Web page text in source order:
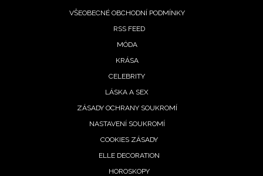
NEWSLETTER
VŠEOBECNÉ OBCHODNÍ PODMÍNKY
RSS FEED
MÓDA
KRÁSA
CELEBRITY
LÁSKA A SEX
ZÁSADY OCHRANY SOUKROMÍ
NASTAVENÍ SOUKROMÍ
COOKIES ZÁSADY
ELLE DECORATION
HOROSKOPY